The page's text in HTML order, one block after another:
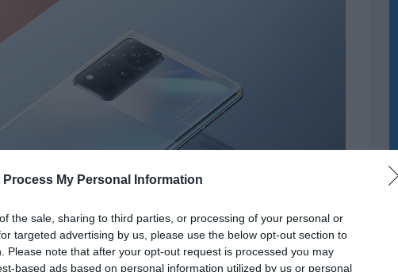
Process My Personal Information
the sale, sharing to third parties, or processing of your personal or
targeted advertising by us, please use the below opt-out section to
Please note that after your opt-out request is processed you may
based ads based on personal information utilized by us or personal